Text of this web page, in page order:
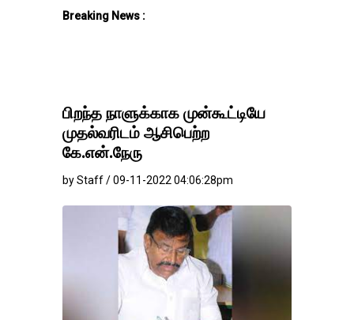
Breaking News :
பிறந்த நாளுக்காக முன்கூட்டியே
முதல்வரிடம் ஆசிபெற்ற
கே.என்.நேரு
by Staff / 09-11-2022 04:06:28pm